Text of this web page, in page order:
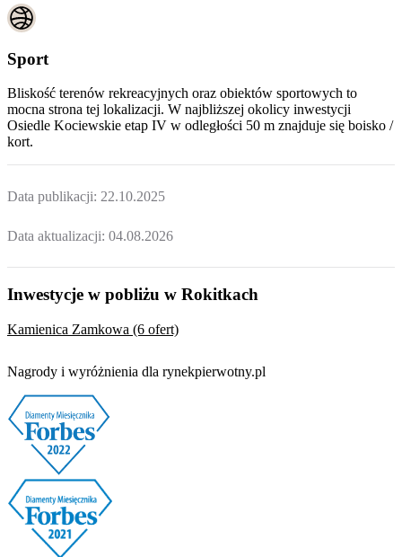
Sport
Bliskość terenów rekreacyjnych oraz obiektów sportowych to
mocna strona tej lokalizacji. W najbliższej okolicy inwestycji
Osiedle Kociewskie etap IV w odległości 50 m znajduje się boisko /
kort.
Data publikacji: 22.10.2025
Data aktualizacji: 04.08.2026
Inwestycje w pobliżu w Rokitkach
Kamienica Zamkowa (6 ofert)
Nagrody i wyróżnienia dla rynekpierwotny.pl